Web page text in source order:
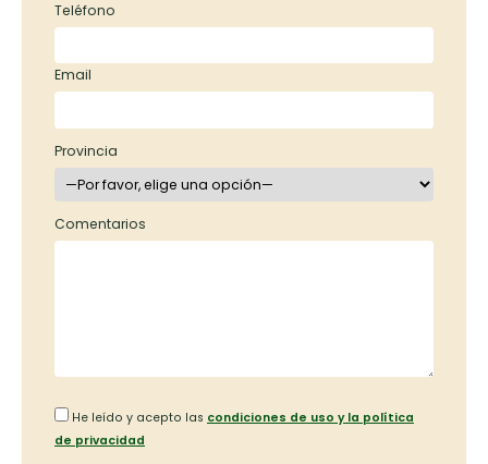
Teléfono
Email
Provincia
Comentarios
He leído y acepto las condiciones de uso y la política
de privacidad